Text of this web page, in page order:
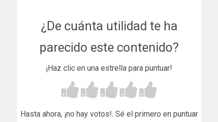
¿De cuánta utilidad te ha
parecido este contenido?
¡Haz clic en una estrella para puntuar!
Hasta ahora, ¡no hay votos!. Sé el primero en puntuar